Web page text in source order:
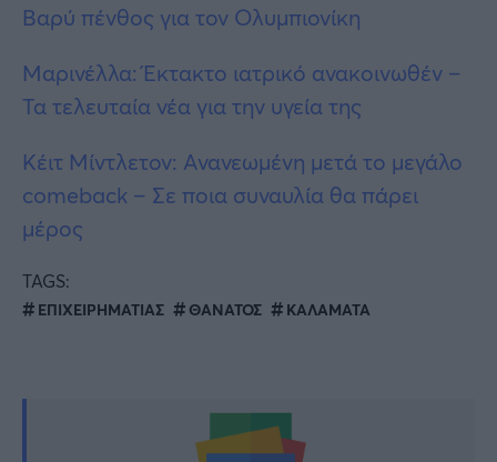
Βαρύ πένθος για τον Ολυμπιονίκη
Μαρινέλλα: Έκτακτο ιατρικό ανακοινωθέν –
Τα τελευταία νέα για την υγεία της
Κέιτ Μίντλετον: Ανανεωμένη μετά το μεγάλο
comeback – Σε ποια συναυλία θα πάρει
μέρος
TAGS:
ΕΠΙΧΕΙΡΗΜΑΤΙΑΣ ΘΑΝΑΤΟΣ ΚΑΛΑΜΑΤΑ